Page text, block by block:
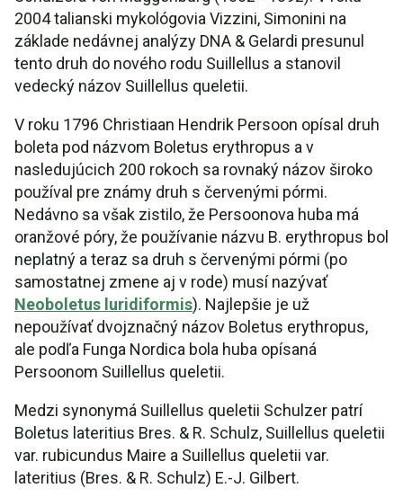
2004 talianski mykológovia Vizzini, Simonini na
základe nedávnej analýzy DNA & Gelardi presunul
tento druh do nového rodu Suillellus a stanovil
vedecký názov Suillellus queletii.
V roku 1796 Christiaan Hendrik Persoon opísal druh
boleta pod názvom Boletus erythropus a v
nasledujúcich 200 rokoch sa rovnaký názov široko
používal pre známy druh s červenými pórmi.
Nedávno sa však zistilo, že Persoonova huba má
oranžové póry, že používanie názvu B. erythropus bol
neplatný a teraz sa druh s červenými pórmi (po
samostatnej zmene aj v rode) musí nazývať
Neoboletus luridiformis). Najlepšie je už
nepoužívať dvojznačný názov Boletus erythropus,
ale podľa Funga Nordica bola huba opísaná
Persoonom Suillellus queletii.
Medzi synonymá Suillellus queletii Schulzer patrí
Boletus lateritius Bres. & R. Schulz, Suillellus queletii
var. rubicundus Maire a Suillellus queletii var.
lateritius (Bres. & R. Schulz) E.-J. Gilbert.